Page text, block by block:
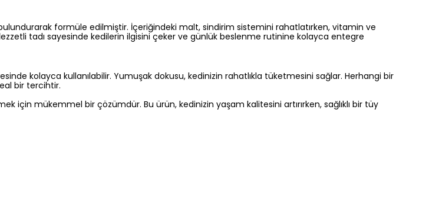
formüle edilmiştir. İçeriğindeki malt, sindirim sistemini rahatlatırken, vitamin ve
tadı sayesinde kedilerin ilgisini çeker ve günlük beslenme rutinine kolayca entegre
kolayca kullanılabilir. Yumuşak dokusu, kedinizin rahatlıkla tüketmesini sağlar. Herhangi bir
bir tercihtir.
için mükemmel bir çözümdür. Bu ürün, kedinizin yaşam kalitesini artırırken, sağlıklı bir tüy